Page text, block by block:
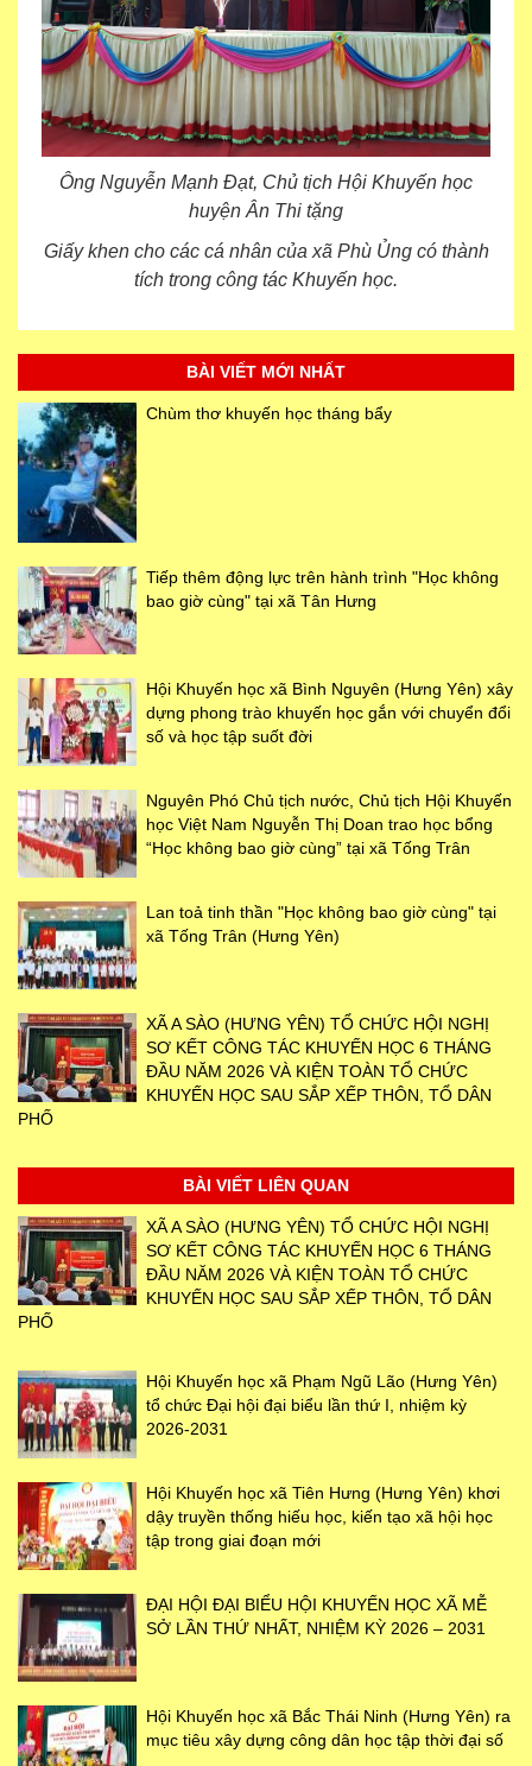
Ông Nguyễn Mạnh Đạt, Chủ tịch Hội Khuyến học
huyện Ân Thi tặng
Giấy khen cho các cá nhân của xã Phù Ủng có thành
tích trong công tác Khuyến học.
BÀI VIẾT MỚI NHẤT
Chùm thơ khuyến học tháng bẩy
Tiếp thêm động lực trên hành trình "Học không
bao giờ cùng" tại xã Tân Hưng
Hội Khuyến học xã Bình Nguyên (Hưng Yên) xây
dựng phong trào khuyến học gắn với chuyển đổi
số và học tập suốt đời
Nguyên Phó Chủ tịch nước, Chủ tịch Hội Khuyến
học Việt Nam Nguyễn Thị Doan trao học bổng
“Học không bao giờ cùng” tại xã Tống Trân
Lan toả tinh thần "Học không bao giờ cùng" tại
xã Tống Trân (Hưng Yên)
XÃ A SÀO (HƯNG YÊN) TỔ CHỨC HỘI NGHỊ
SƠ KẾT CÔNG TÁC KHUYẾN HỌC 6 THÁNG
ĐẦU NĂM 2026 VÀ KIỆN TOÀN TỔ CHỨC
KHUYẾN HỌC SAU SẮP XẾP THÔN, TỔ DÂN
PHỐ
BÀI VIẾT LIÊN QUAN
XÃ A SÀO (HƯNG YÊN) TỔ CHỨC HỘI NGHỊ
SƠ KẾT CÔNG TÁC KHUYẾN HỌC 6 THÁNG
ĐẦU NĂM 2026 VÀ KIỆN TOÀN TỔ CHỨC
KHUYẾN HỌC SAU SẮP XẾP THÔN, TỔ DÂN
PHỐ
Hội Khuyến học xã Phạm Ngũ Lão (Hưng Yên)
tổ chức Đại hội đại biểu lần thứ I, nhiệm kỳ
2026-2031
Hội Khuyến học xã Tiên Hưng (Hưng Yên) khơi
dậy truyền thống hiếu học, kiến tạo xã hội học
tập trong giai đoạn mới
ĐẠI HỘI ĐẠI BIỂU HỘI KHUYẾN HỌC XÃ MỄ
SỞ LẦN THỨ NHẤT, NHIỆM KỲ 2026 – 2031
Hội Khuyến học xã Bắc Thái Ninh (Hưng Yên) ra
mục tiêu xây dựng công dân học tập thời đại số